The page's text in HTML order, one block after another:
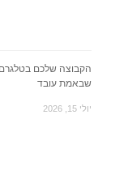
שבאמת עובד
יולי 15, 2026